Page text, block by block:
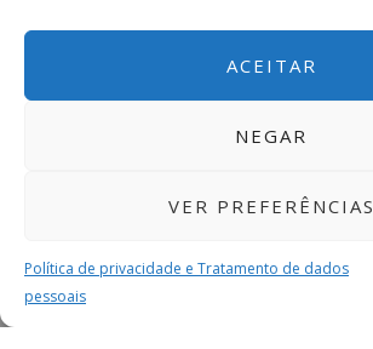
ACEITAR
NEGAR
VER PREFERÊNCIAS
Política de privacidade e Tratamento de dados
pessoais